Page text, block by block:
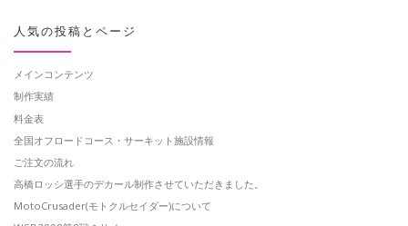
人気の投稿とページ
メインコンテンツ
制作実績
料金表
全国オフロードコース・サーキット施設情報
ご注文の流れ
高橋ロッシ選手のデカール制作させていただきました。
MotoCrusader(モトクルセイダー)について